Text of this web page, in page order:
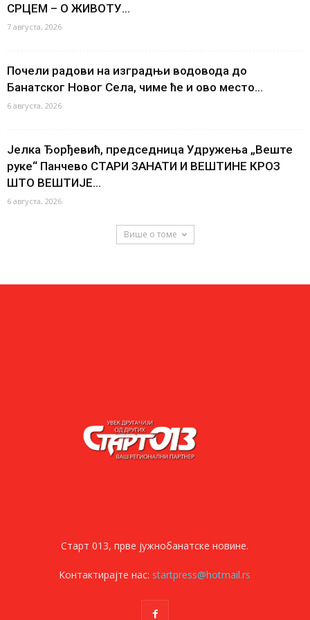
СРЦЕМ – О ЖИВОТУ...
7 августа, 2026
Почели радови на изградњи водовода до
Банатског Новог Села, чиме ће и ово место...
6 августа, 2026
Јелка Ђорђевић, председница Удружења „Веште
руке“ Панчево СТАРИ ЗАНАТИ И ВЕШТИНЕ КРОЗ
ШТО ВЕШТИЈЕ...
6 августа, 2026
Више о томе
Старт 013, прве јужнобанатске новине.
Контактирајте нас: startpress@hotmail.rs